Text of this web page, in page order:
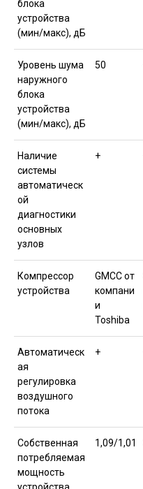
блока
устройства
(мин/макс), дБ
Уровень шума
наружного
блока
устройства
(мин/макс), дБ
50
Наличие
системы
автоматическ
ой
диагностики
основных
узлов
+
Компрессор
устройства
GMCC от
компани
и
Toshiba
Автоматическ
ая
регулировка
воздушного
потока
+
Собственная
потребляемая
мощность
устройства
1,09/1,01